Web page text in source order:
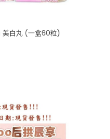
白丸 (一盒60粒)